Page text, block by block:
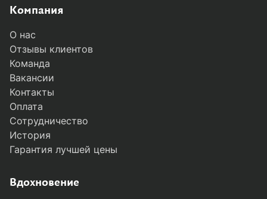
Компания
О нас
Отзывы клиентов
Команда
Вакансии
Контакты
Оплата
Сотрудничество
История
Гарантия лучшей цены
Вдохновение